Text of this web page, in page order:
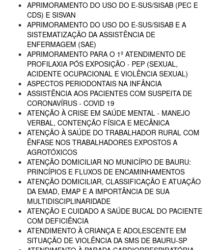
APRIMORAMENTO DO USO DO E-SUS/SISAB (PEC E
CDS) E SISVAN
APRIMORAMENTO DO USO DO E-SUS/SISAB E A
SISTEMATIZAÇÃO DA ASSISTÊNCIA DE
ENFERMAGEM (SAE)
APRIMORAMENTO PARA O 1º ATENDIMENTO DE
PROFILAXIA PÓS EXPOSIÇÃO - PEP (SEXUAL,
ACIDENTE OCUPACIONAL E VIOLÊNCIA SEXUAL)
ASPECTOS PERIODONTAIS NA INFÂNCIA
ASSISTÊNCIA AOS PACIENTES COM SUSPEITA DE
CORONAVÍRUS - COVID 19
ATENÇÃO À CRISE EM SAÚDE MENTAL - MANEJO
VERBAL, CONTENÇÃO FÍSICA E MECÂNICA
ATENÇÃO À SAÚDE DO TRABALHADOR RURAL COM
ÊNFASE NOS TRABALHADORES EXPOSTOS A
AGROTÓXICOS
ATENÇÃO DOMICILIAR NO MUNICÍPIO DE BAURU:
PRINCÍPIOS E FLUXOS DE ENCAMINHAMENTOS
ATENÇÃO DOMICILIAR, CLASSIFICAÇÃO E ATUAÇÃO
DA EMAD, EMAP E A IMPORTÂNCIA DE SUA
MULTIDISCIPLINARIDADE
ATENÇÃO E CUIDADO A SAÚDE BUCAL DO PACIENTE
COM DEFICIÊNCIA
ATENDIMENTO À CRIANÇA E ADOLESCENTE EM
SITUAÇÃO DE VIOLÊNCIA DA SMS DE BAURU-SP